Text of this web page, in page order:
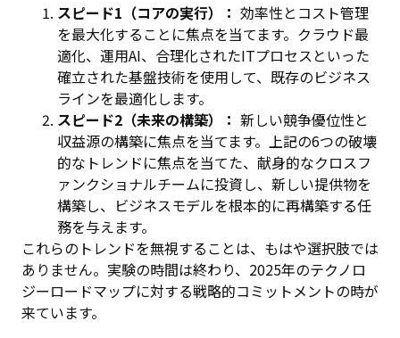
スピード1（コアの実行）： 効率性とコスト管理
を最大化することに焦点を当てます。クラウド最
適化、運用AI、合理化されたITプロセスといった
確立された基盤技術を使用して、既存のビジネス
ラインを最適化します。
スピード2（未来の構築）： 新しい競争優位性と
収益源の構築に焦点を当てます。上記の6つの破壊
的なトレンドに焦点を当てた、献身的なクロスフ
ァンクショナルチームに投資し、新しい提供物を
構築し、ビジネスモデルを根本的に再構築する任
務を与えます。
これらのトレンドを無視することは、もはや選択肢では
ありません。実験の時間は終わり、2025年のテクノロ
ジーロードマップに対する戦略的コミットメントの時が
来ています。